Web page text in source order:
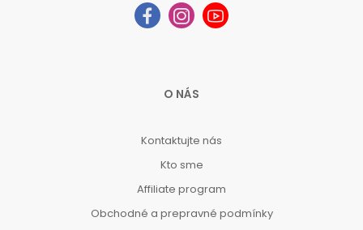
O NÁS
Kontaktujte nás
Kto sme
Affiliate program
Obchodné a prepravné podmínky